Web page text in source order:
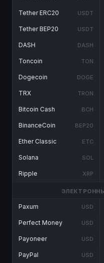
Tether ERC20 USDT
Tether BEP20 USDT
DASH DASH
Toncoin TON
Dogecoin DOGE
TRX TRON
Bitcoin Cash BCH
BinanceCoin BEP20
Ether Classic ETC
Solana SOL
Ripple XRP
Paxum USD
Perfect Money USD
Payoneer USD
PayPal USD